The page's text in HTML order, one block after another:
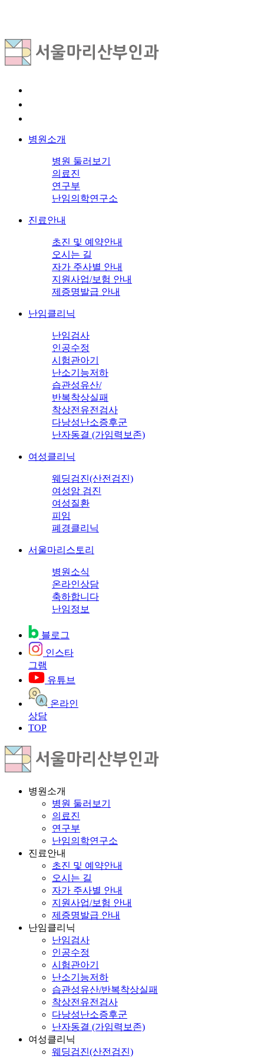
병원소개
병원 둘러보기
의료진
연구부
난임의학연구소
진료안내
초진 및 예약안내
오시는 길
자가 주사별 안내
지원사업/보험 안내
제증명발급 안내
난임클리닉
난임검사
인공수정
시험관아기
난소기능저하
습관성유산/
반복착상실패
착상전유전검사
다낭성난소증후군
난자동결 (가임력보존)
여성클리닉
웨딩검진(산전검진)
여성암 검진
여성질환
피임
폐경클리닉
서울마리스토리
병원소식
온라인상담
축하합니다
난임정보
블로그
인스타
그램
유튜브
온라인
상담
TOP
병원소개
병원 둘러보기
의료진
연구부
난임의학연구소
진료안내
초진 및 예약안내
오시는 길
자가 주사별 안내
지원사업/보험 안내
제증명발급 안내
난임클리닉
난임검사
인공수정
시험관아기
난소기능저하
습관성유산/반복착상실패
착상전유전검사
다낭성난소증후군
난자동결 (가임력보존)
여성클리닉
웨딩검진(산전검진)